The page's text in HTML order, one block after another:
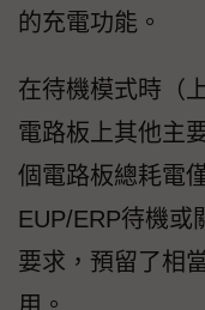
的充電功能。
在待機模式時（
電路板上其他主
個電路板總耗電
EUP/ERP待機或
要求，預留了相